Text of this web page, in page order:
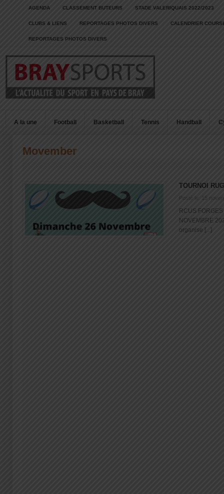
AGENDA CLASSEMENT BUTEURS STADE VALERIQUAIS 2022/2023
CLUBS & LIENS REPORTAGES PHOTOS DIVERS CALENDRIER
REPORTAGES PHOTOS DIVERS
A la une Football Basketball Tennis Handball
Movember
TOURNOI
Posté le: 15
RCUS
NOVEMBRE
organise [...]